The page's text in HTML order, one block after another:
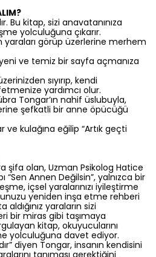
Bu kitap, sizi anavatanınıza
yolculuğuna çıkarır.
görüp üzerlerine merhem
ve temiz bir sayfa açmanıza
sıyırıp, kendi
yardımcı olur.
Tongar’ın nahif üslubuyla,
şefkatli bir anne öpücüğü
kulağına eğilip “Artık geçti
şifa olan, Uzman Psikolog Hatice
“Sen Annen Değilsin”, yalnızca bir
içsel yaralarınızı iyileştirme
yeniden inşa etme rehberi
yaraların sizi
bir miras gibi taşımaya
kitap, okuyucularını
yolculuğuna davet ediyor.
diyen Tongar, insanın kendisini
tanıması gerektiğini